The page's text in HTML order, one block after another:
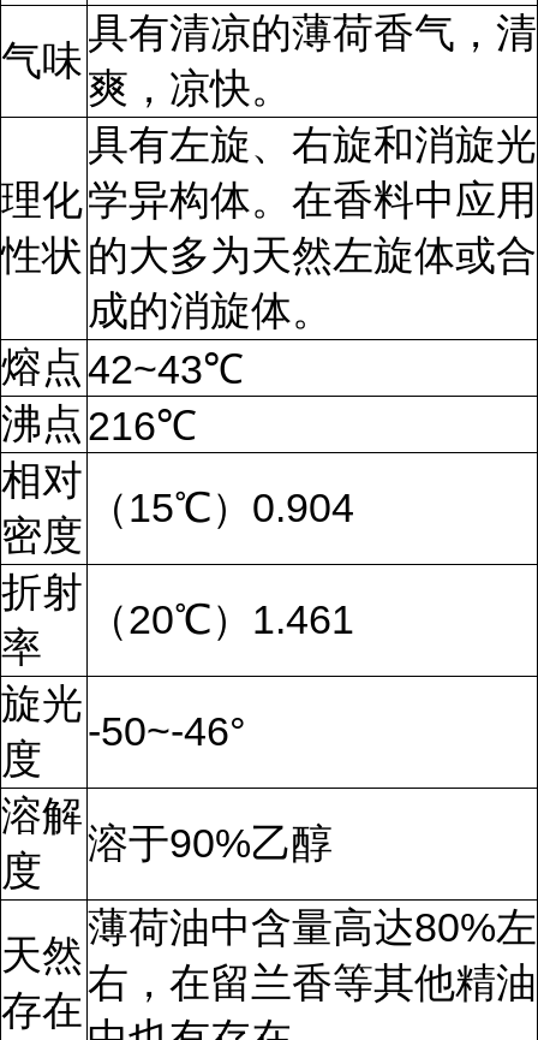
气味
具有清凉的薄荷香气，清
爽，凉快。
理化
性状
具有左旋、右旋和消旋光
学异构体。在香料中应用
的大多为天然左旋体或合
成的消旋体。
熔点42~43℃
沸点 216℃
相对
密度
（15℃）0.904
折射
率
（20℃）1.461
旋光
度
-50~-46°
溶解
度
溶于90%乙醇
天然
存在
薄荷油中含量高达80%左
右，在留兰香等其他精油